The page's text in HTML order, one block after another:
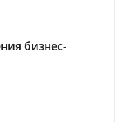
бизнес-